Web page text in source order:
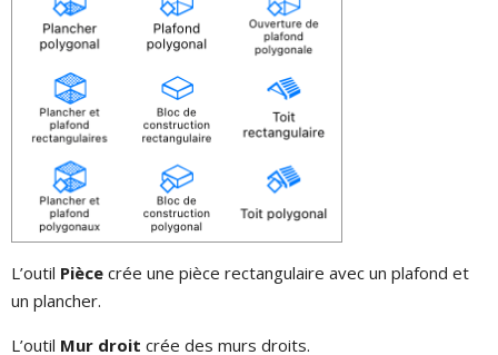
L’outil Pièce crée une pièce rectangulaire avec un plafond et
un plancher.
L’outil Mur droit crée des murs droits.